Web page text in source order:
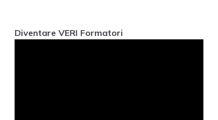
Diventare VERI Formatori